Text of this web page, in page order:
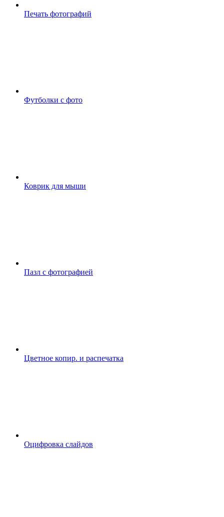
Печать фотографий
Футболки с фото
Коврик для мыши
Пазл с фотографией
Цветное копир. и распечатка
Оцифровка слайдов